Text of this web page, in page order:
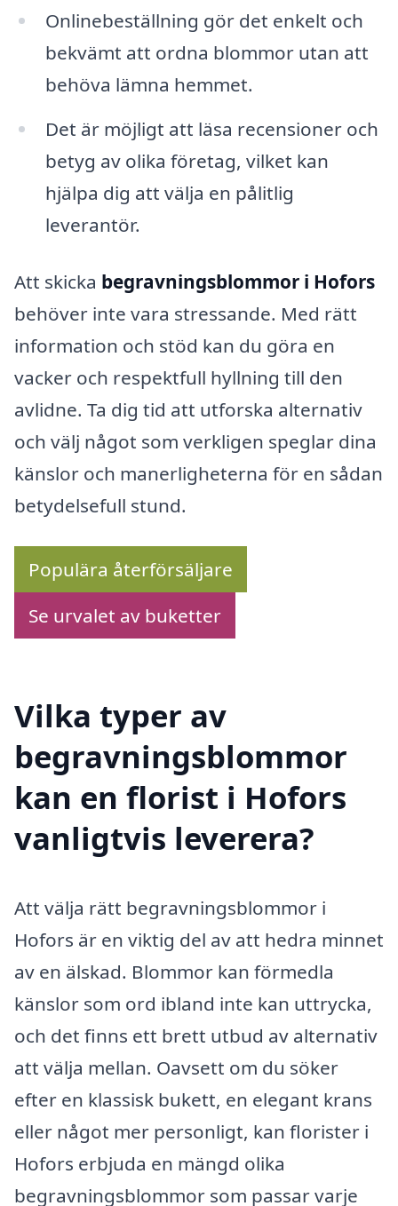
Onlinebeställning gör det enkelt och
bekvämt att ordna blommor utan att
behöva lämna hemmet.
Det är möjligt att läsa recensioner och
betyg av olika företag, vilket kan
hjälpa dig att välja en pålitlig
leverantör.
Att skicka begravningsblommor i Hofors
behöver inte vara stressande. Med rätt
information och stöd kan du göra en
vacker och respektfull hyllning till den
avlidne. Ta dig tid att utforska alternativ
och välj något som verkligen speglar dina
känslor och manerligheterna för en sådan
betydelsefull stund.
Populära återförsäljare
Se urvalet av buketter
Vilka typer av
begravningsblommor
kan en florist i Hofors
vanligtvis leverera?
Att välja rätt begravningsblommor i
Hofors är en viktig del av att hedra minnet
av en älskad. Blommor kan förmedla
känslor som ord ibland inte kan uttrycka,
och det finns ett brett utbud av alternativ
att välja mellan. Oavsett om du söker
efter en klassisk bukett, en elegant krans
eller något mer personligt, kan florister i
Hofors erbjuda en mängd olika
begravningsblommor som passar varje